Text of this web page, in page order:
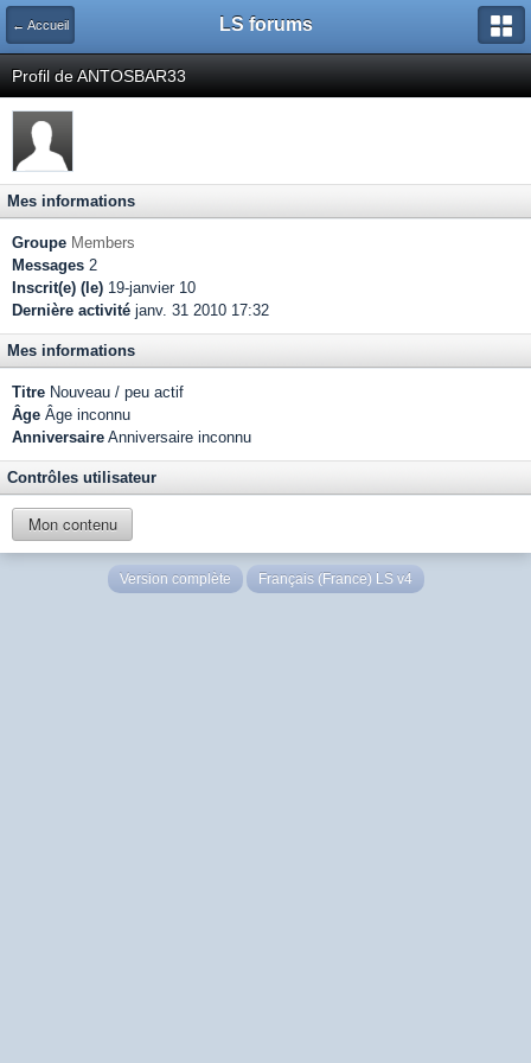
← Accueil LS forums
Profil de ANTOSBAR33
Mes informations
Groupe Members
Messages 2
Inscrit(e) (le) 19-janvier 10
Dernière activité janv. 31 2010 17:32
Mes informations
Titre Nouveau / peu actif
Âge Âge inconnu
Anniversaire Anniversaire inconnu
Contrôles utilisateur
Mon contenu
Version complète Français (France) LS v4